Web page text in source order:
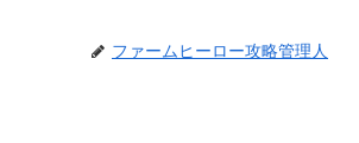
ファームヒーロー攻略管理人